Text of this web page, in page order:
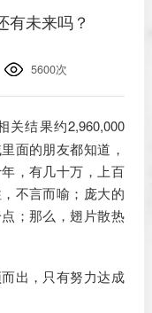
有未来吗？
5600次
关结果约2,960,000
面的朋友都知道，
，有几十万，上百
不言而喻；庞大的
；那么，翅片散热
出，只有努力达成